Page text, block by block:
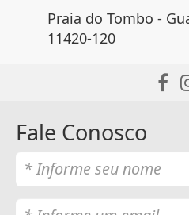
Praia do Tombo -
11420-120
Fale Conosco